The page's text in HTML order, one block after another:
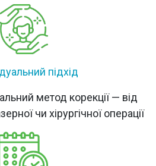
підхід
метод корекції — від
чи хірургічної операції